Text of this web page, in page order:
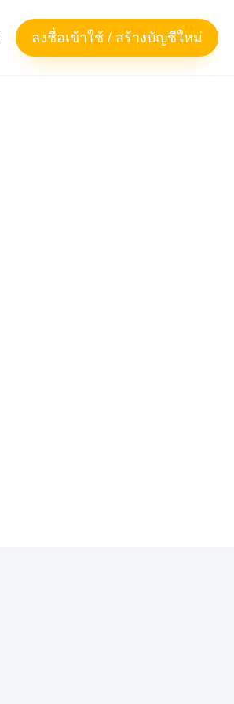
ลงชื่อเข้าใช้ / สร้างบัญชีใหม่